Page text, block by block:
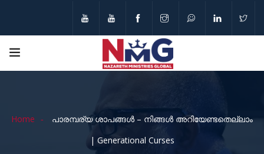
Home
പാരമ്പര്യ ശാപങ്ങൾ – നിങ്ങൾ അറിയേണ്ടതെല്ലാം
| Generational Curses